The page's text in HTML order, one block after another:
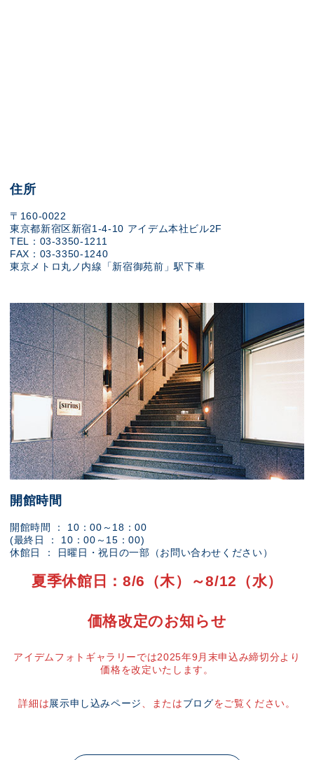
住所
〒160-0022
東京都新宿区新宿1-4-10 アイデム本社ビル2F
TEL：03-3350-1211
FAX：03-3350-1240
東京メトロ丸ノ内線「新宿御苑前」駅下車
開館時間
開館時間 ： 10：00～18：00
(最終日 ： 10：00～15：00)
休館日 ： 日曜日・祝日の一部（お問い合わせください）
夏季休館日：8/6（木）～8/12（水）
価格改定のお知らせ
アイデムフォトギャラリーでは2025年9月末申込み締切分より
価格を改定いたします。
詳細は展示申し込みページ 、またはブログをご覧ください。